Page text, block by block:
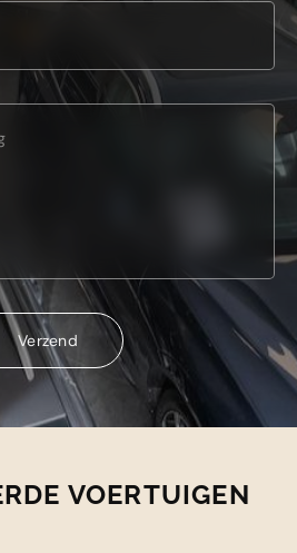
Verzend
Verzend
VOERTUIGEN